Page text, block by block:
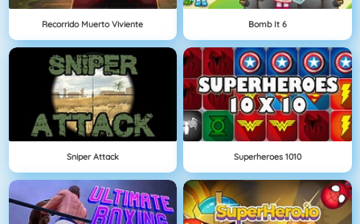
Recorrido Muerto Viviente Bomb It 6
Sniper Attack Superheroes 1010